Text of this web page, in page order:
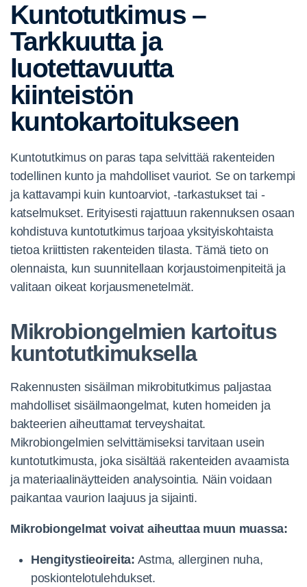
Kuntotutkimus –
Tarkkuutta ja
luotettavuutta
kiinteistön
kuntokartoitukseen
Kuntotutkimus on paras tapa selvittää rakenteiden
todellinen kunto ja mahdolliset vauriot. Se on tarkempi
ja kattavampi kuin kuntoarviot, -tarkastukset tai -
katselmukset. Erityisesti rajattuun rakennuksen osaan
kohdistuva kuntotutkimus tarjoaa yksityiskohtaista
tietoa kriittisten rakenteiden tilasta. Tämä tieto on
olennaista, kun suunnitellaan korjaustoimenpiteitä ja
valitaan oikeat korjausmenetelmät.
Mikrobiongelmien kartoitus
kuntotutkimuksella
Rakennusten sisäilman mikrobitutkimus paljastaa
mahdolliset sisäilmaongelmat, kuten homeiden ja
bakteerien aiheuttamat terveyshaitat.
Mikrobiongelmien selvittämiseksi tarvitaan usein
kuntotutkimusta, joka sisältää rakenteiden avaamista
ja materiaalinäytteiden analysointia. Näin voidaan
paikantaa vaurion laajuus ja sijainti.
Mikrobiongelmat voivat aiheuttaa muun muassa:
Hengitystieoireita: Astma, allerginen nuha,
poskiontelotulehdukset.